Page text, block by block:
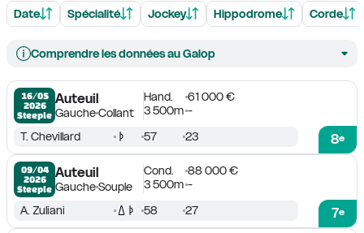
Date Spécialité Jockey Hippodrome Corde
Comprendre les données au Galop
16/05
2026
Steeple
Auteuil
GaucheCollant
Hand.
61 000 €
3 500m -
8e
T. Chevillard 57 23
09/04
2026
Steeple
Auteuil
GaucheSouple
Cond.
88 000 €
3 500m -
7e
A. Zuliani 58 27